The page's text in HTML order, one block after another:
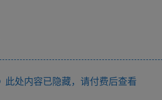
此处内容已隐藏，请付费后查看